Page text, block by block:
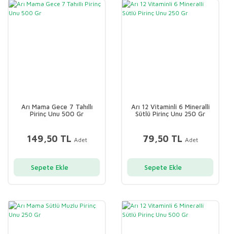
Arı Mama Gece 7 Tahıllı
Pirinç Unu 500 Gr
149,50 TL Adet
Sepete Ekle
Arı 12 Vitaminli 6 Mineralli
Sütlü Pirinç Unu 250 Gr
79,50 TL Adet
Sepete Ekle